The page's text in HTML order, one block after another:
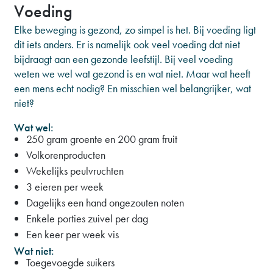
Voeding
Elke beweging is gezond, zo simpel is het. Bij voeding ligt
dit iets anders. Er is namelijk ook veel voeding dat niet
bijdraagt aan een gezonde leefstijl. Bij veel voeding
weten we wel wat gezond is en wat niet. Maar wat heeft
een mens echt nodig? En misschien wel belangrijker, wat
niet?
Wat wel:
250 gram groente en 200 gram fruit
Volkorenproducten
Wekelijks peulvruchten
3 eieren per week
Dagelijks een hand ongezouten noten
Enkele porties zuivel per dag
Een keer per week vis
Wat niet:
Toegevoegde suikers